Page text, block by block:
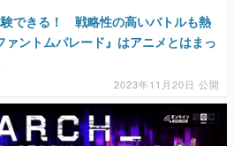
できる！ 戦略性の高いバトルも熱
ントムパレード』はアニメとはまっ
2023年11月20日 公開